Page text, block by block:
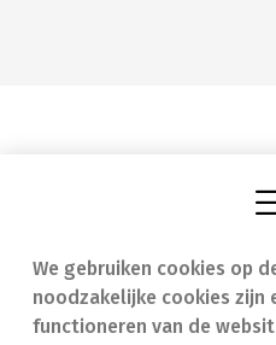
We gebruiken cookies op
noodzakelijke cookies
functioneren van de
Vind een apotheek
Onze expertise